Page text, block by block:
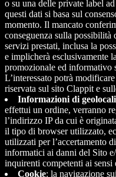
o su una delle private label
questi dati si basa sul
momento. Il mancato
conseguenza sulla
servizi prestati, inclusa la
e implicherà esclusivamente
promozionale ed informativo
L’interessato potrà
riservata sul sito Clappit e
Informazioni di
effettui un ordine, verranno
l’indirizzo IP da cui è
il tipo di browser utilizzato,
utilizzati per l’accertamento
informatici ai danni del Sito
inquirenti competenti ai sensi
Cookie: la navigazione sui